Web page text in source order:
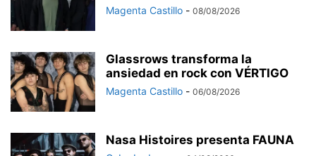
Magenta Castillo - 08/08/2026
Glassrows transforma la
ansiedad en rock con VÉRTIGO
Magenta Castillo - 06/08/2026
Nasa Histoires presenta FAUNA